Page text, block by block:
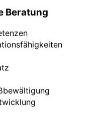
Beratung